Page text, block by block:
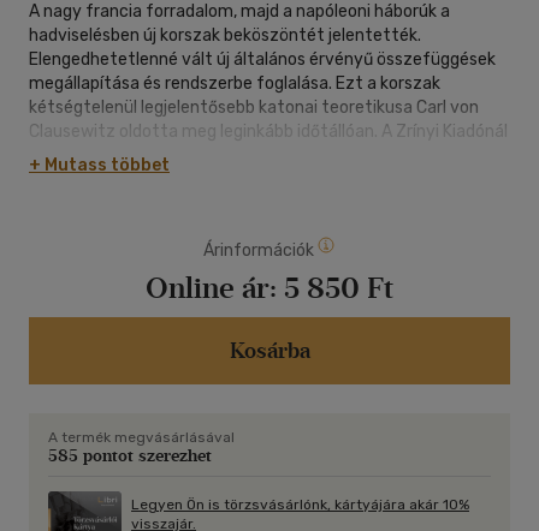
A nagy francia forradalom, majd a napóleoni háborúk a
hadviselésben új korszak beköszöntét jelentették.
Elengedhetetlenné vált új általános érvényű összefüggések
megállapítása és rendszerbe foglalása. Ezt a korszak
kétségtelenül legjelentősebb katonai teoretikusa Carl von
Clausewitz oldotta meg leginkább időtállóan. A Zrínyi Kiadónál
most megjelent legújabb magyar változat egy német nyelvű
Clausewitz-könyv újrafordítása és lektorált szerkesztése,
+ Mutass többet
Árinformációk
Online ár: 5 850 Ft
Kosárba
A termék megvásárlásával
585 pontot szerezhet
Legyen Ön is törzsvásárlónk, kártyájára akár 10%
visszajár.